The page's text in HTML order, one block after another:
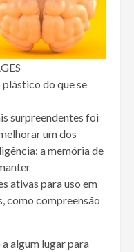
do que se
surpreendentes foi
um dos
a memória de
ativas para uso em
como compreensão
algum lugar para